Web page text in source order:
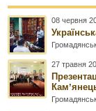
08 червня
27 травня